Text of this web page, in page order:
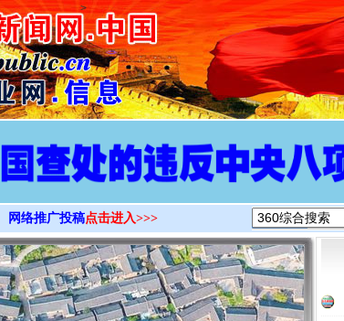
>
网络推广投稿点击进入>>>